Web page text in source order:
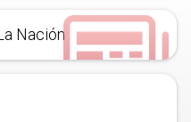
Nación